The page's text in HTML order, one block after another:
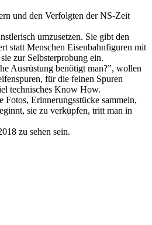
und den Verfolgten der NS-Zeit
umzusetzen. Sie gibt den
statt Menschen Eisenbahnfiguren mit
zur Selbsterprobung ein.
Ausrüstung benötigt man?”, wollen
für die feinen Spuren
technisches Know How.
Fotos, Erinnerungsstücke sammeln,
sie zu verküpfen, tritt man in
zu sehen sein.